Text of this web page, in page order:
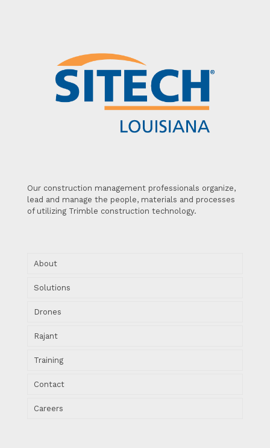
Our construction management professionals organize,
lead and manage the people, materials and processes
of utilizing Trimble construction technology.
About
Solutions
Drones
Rajant
Training
Contact
Careers